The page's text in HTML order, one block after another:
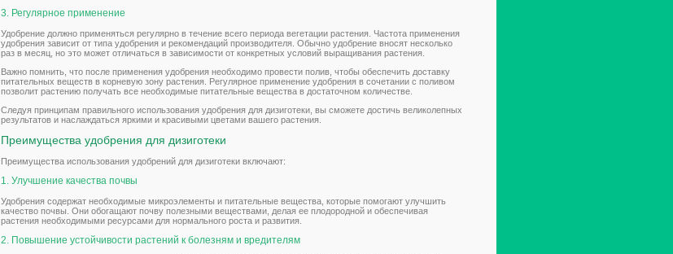
3. Регулярное применение
Удобрение должно применяться регулярно в течение всего периода вегетации растения. Частота применения
удобрения зависит от типа удобрения и рекомендаций производителя. Обычно удобрение вносят несколько
раз в месяц, но это может отличаться в зависимости от конкретных условий выращивания растения.
Важно помнить, что после применения удобрения необходимо провести полив, чтобы обеспечить доставку
питательных веществ в корневую зону растения. Регулярное применение удобрения в сочетании с поливом
позволит растению получать все необходимые питательные вещества в достаточном количестве.
Следуя принципам правильного использования удобрения для дизиготеки, вы сможете достичь великолепных
результатов и наслаждаться яркими и красивыми цветами вашего растения.
Преимущества удобрения для дизиготеки
Преимущества использования удобрений для дизиготеки включают:
1. Улучшение качества почвы
Удобрения содержат необходимые микроэлементы и питательные вещества, которые помогают улучшить
качество почвы. Они обогащают почву полезными веществами, делая ее плодородной и обеспечивая
растения необходимыми ресурсами для нормального роста и развития.
2. Повышение устойчивости растений к болезням и вредителям